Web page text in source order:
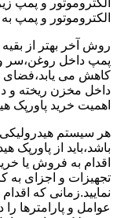
الکتروموتور و پمپ
الکتروموتور و
روش آخر بهتر از
پمپ داخل روغن،سر
کاهش می یابد،فضای
داخل مخزن ریخته و
اهمیت خرید پاورپک
هر سیستم هیدرولیکی
باشد،باید از پاورپک
اقدام به فروش یا
تجهیزات و اجزای به
نمایید.زمانی که
عوامل و پارامترها